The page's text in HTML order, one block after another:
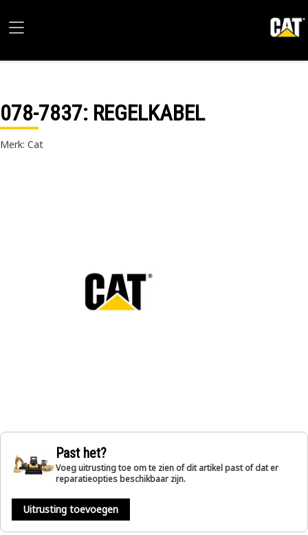
078-7837: REGELKABEL
Merk: Cat
Past het?
Voeg uitrusting toe om te zien of dit artikel past of dat er
reparatieopties beschikbaar zijn.
Uitrusting toevoegen